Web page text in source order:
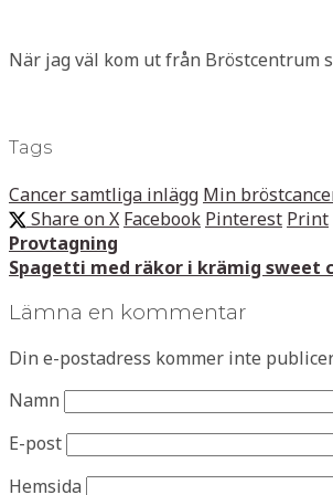
När jag väl kom ut från Bröstcentrum
Tags
Cancer samtliga inlägg Min
Share on X Facebook Pinterest Print
Provtagning
Spagetti med räkor i krämig sweet
Lämna en kommentar
Din e-postadress kommer inte
Namn
E-post
Hemsida